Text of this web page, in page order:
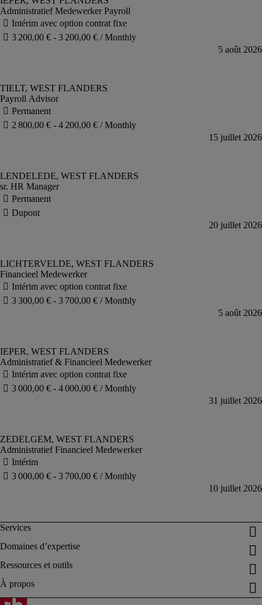
Administratief Medewerker Payroll
Payroll Advisor
sr. HR Manager
Financieel Medewerker
Administratief & Financieel Medewerker
Administratief Financieel Medewerker